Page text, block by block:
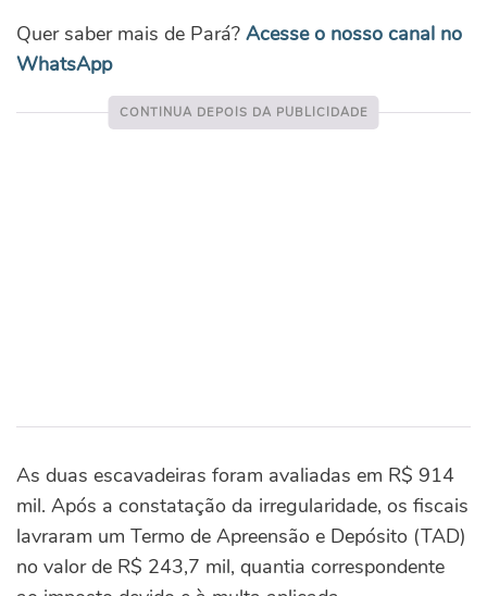
Quer saber mais de Pará? Acesse o nosso canal no
WhatsApp
As duas escavadeiras foram avaliadas em R$ 914
mil. Após a constatação da irregularidade, os fiscais
lavraram um Termo de Apreensão e Depósito (TAD)
no valor de R$ 243,7 mil, quantia correspondente